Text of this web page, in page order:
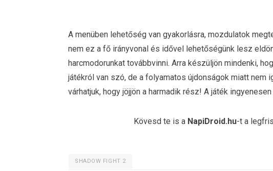
A menüben lehetőség van gyakorlásra, mozdulatok
nem ez a fő irányvonal és idővel lehetőségünk lesz
harcmodorunkat továbbvinni. Arra készüljön mindenki,
játékról van szó, de a folyamatos újdonságok miatt nem
várhatjuk, hogy jöjjön a harmadik rész! A játék
Kövesd te is a NapiDroid.hu-t a
SHADOW FIGHT 2